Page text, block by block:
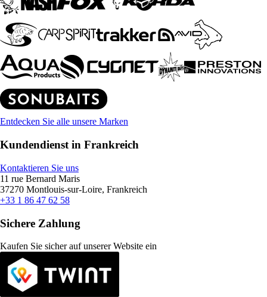
Entdecken Sie alle unsere Marken
Kundendienst in Frankreich
Kontaktieren Sie uns
11 rue Bernard Maris
37270 Montlouis-sur-Loire, Frankreich
+33 1 86 47 62 58
Sichere Zahlung
Kaufen Sie sicher auf unserer Website ein